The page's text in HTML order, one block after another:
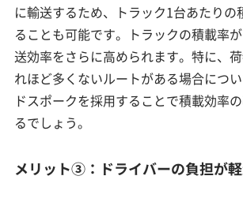
に輸送するため、トラック1台あたりの
ることも可能です。トラックの積載率
送効率をさらに高められます。特に、
れほど多くないルートがある場合につ
ドスポークを採用することで積載効率
るでしょう。
メリット③：ドライバーの負担が